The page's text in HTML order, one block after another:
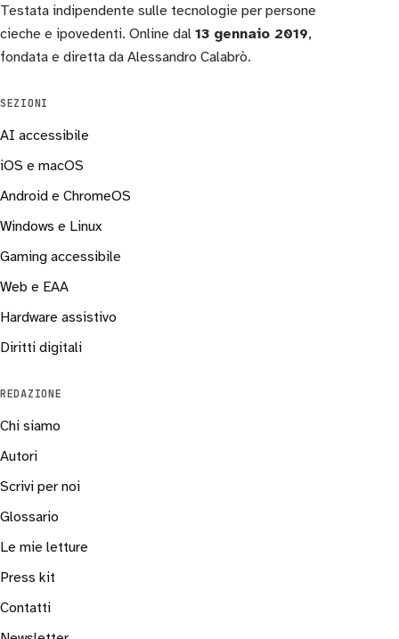
Testata indipendente sulle tecnologie per persone
cieche e ipovedenti. Online dal 13 gennaio 2019,
fondata e diretta da Alessandro Calabrò.
SEZIONI
AI accessibile
iOS e macOS
Android e ChromeOS
Windows e Linux
Gaming accessibile
Web e EAA
Hardware assistivo
Diritti digitali
REDAZIONE
Chi siamo
Autori
Scrivi per noi
Glossario
Le mie letture
Press kit
Contatti